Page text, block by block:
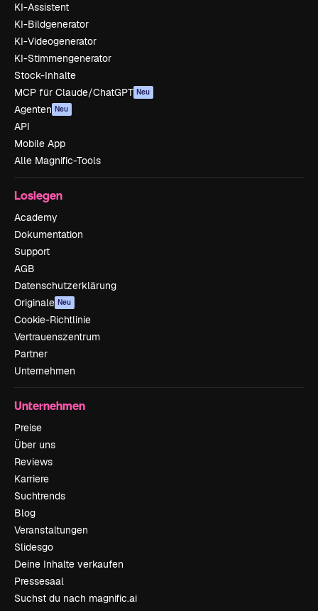
KI-Assistent
KI-Bildgenerator
KI-Videogenerator
KI-Stimmengenerator
Stock-Inhalte
MCP für Claude/ChatGPT Neu
Agenten Neu
API
Mobile App
Alle Magnific-Tools
Loslegen
Academy
Dokumentation
Support
AGB
Datenschutzerklärung
Originale Neu
Cookie-Richtlinie
Vertrauenszentrum
Partner
Unternehmen
Unternehmen
Preise
Über uns
Reviews
Karriere
Suchtrends
Blog
Veranstaltungen
Slidesgo
Deine Inhalte verkaufen
Pressesaal
Suchst du nach magnific.ai